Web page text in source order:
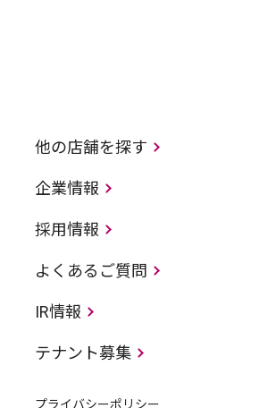
他の店舗を探す
企業情報
採用情報
よくあるご質問
IR情報
テナント募集
プライバシーポリシー